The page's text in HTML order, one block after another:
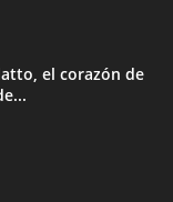
el corazón de